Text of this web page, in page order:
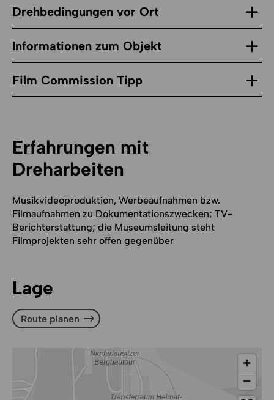
Bergbautechnik (LMBV) u. v. m.
Drehbedingungen vor Ort
Informationen zum Objekt
Film Commission Tipp
Erfahrungen mit
Dreharbeiten
Musikvideoproduktion, Werbeaufnahmen bzw.
Filmaufnahmen zu Dokumentationszwecken; TV-
Berichterstattung; die Museumsleitung steht
Filmprojekten sehr offen gegenüber
Lage
Route planen